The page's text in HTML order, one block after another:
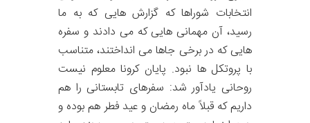
انتخابات شوراها که گزارش هایی که به ما
رسید، آن مهمانی هایی که می دادند و سفره
هایی که در برخی جاها می انداختند، متناسب
با پروتکل ها نبود. پایان کرونا معلوم نیست
روحانی یادآور شد: سفرهای تابستانی را هم
داریم که قبلاً ماه رمضان و عید فطر هم بوده و